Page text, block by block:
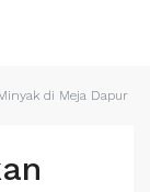
di Meja Dapur